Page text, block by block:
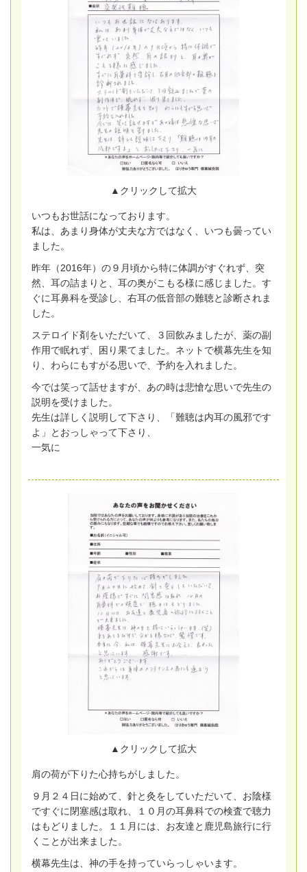
▲クリックして拡大
いつもお世話になっております。
私は、あまり身体が丈夫な方ではなく、いつも曇ってい
ました。
昨年（2016年）の９月頃から特に体調がすぐれず、突
然、耳の詰まりと、耳の奥がこもる様に感じました。す
ぐに耳鼻科を受診し、右耳の低音部の難聴と診断されま
した。
ステロイド剤をいただいて、３回飲みましたが、薬の副
作用で眠れず、困り果てました。ネットで横幕先生を知
り、わらにもすがる思いで、予約を入れました。
今では笑って話せますが、あの時は悲愴な思いで先生の
説明を受けました。
先生は詳しく説明して下さり、「難聴は内耳の風邪です
よ」とおっしゃって下さり、
一気に
▲クリックして拡大
肩の荷が下りた心持ちがしました。
９月２４日に始めて、針と灸をしていただいて、お陰様
ですぐに閉塞感は取れ、１０月の耳鼻科での検査で聴力
はもどりました。１１月には、お友達と鹿児島旅行に行
くことが出来ました。
横幕先生は、神の手を持っていらっしゃいます。